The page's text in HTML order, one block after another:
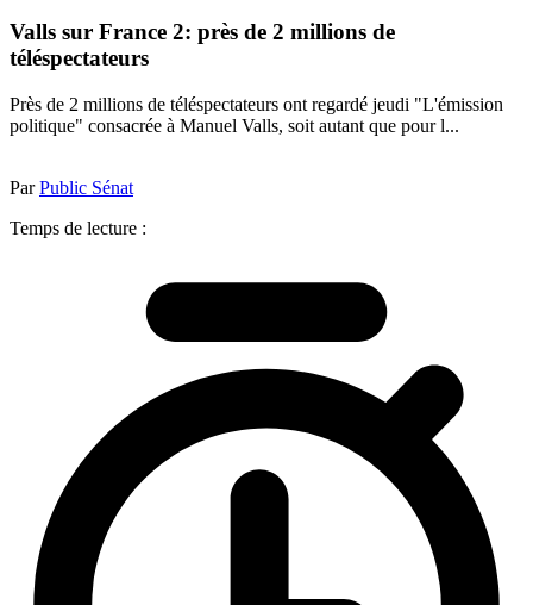
Valls sur France 2: près de 2 millions de
téléspectateurs
Près de 2 millions de téléspectateurs ont regardé jeudi "L'émission
politique" consacrée à Manuel Valls, soit autant que pour l...
ParPublic Sénat
Temps de lecture :